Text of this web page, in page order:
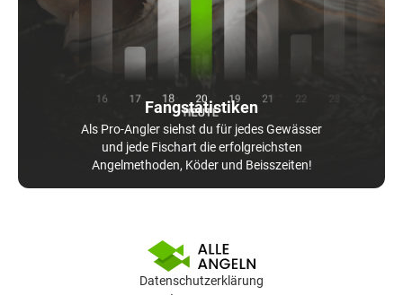
Fangstatistiken
Als Pro-Angler siehst du für jedes Gewässer
und jede Fischart die erfolgreichsten
Angelmethoden, Köder und Beisszeiten!
Datenschutzerklärung